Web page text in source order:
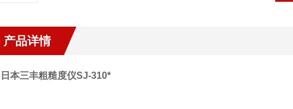
产品详情
日本三丰粗糙度仪SJ-310*